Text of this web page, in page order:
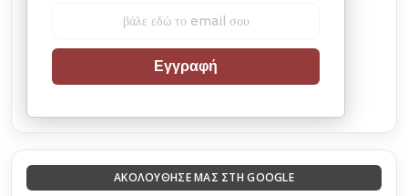
Εγγραφή
ΑΚΟΛΟΎΘΗΣΈ ΜΑΣ ΣΤΗ GOOGLE